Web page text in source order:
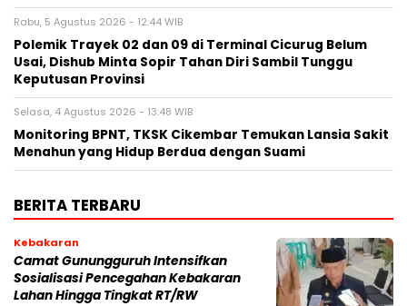
Rabu, 5 Agustus 2026 - 12:44 WIB
Polemik Trayek 02 dan 09 di Terminal Cicurug Belum
Usai, Dishub Minta Sopir Tahan Diri Sambil Tunggu
Keputusan Provinsi
Selasa, 4 Agustus 2026 - 13:48 WIB
‎Monitoring BPNT, TKSK Cikembar Temukan Lansia Sakit
Menahun yang Hidup Berdua dengan Suami
BERITA TERBARU
Kebakaran
‎‎Camat Gunungguruh Intensifkan
Sosialisasi Pencegahan Kebakaran
Lahan Hingga Tingkat RT/RW‎